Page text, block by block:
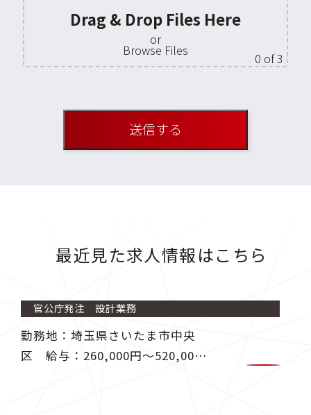
Drag & Drop Files Here
or
Browse Files 0 of 3
最近見た求人情報はこちら
官公庁発注 設計業務
勤務地：埼玉県さいたま市中央
区 給与：260,000円〜520,000